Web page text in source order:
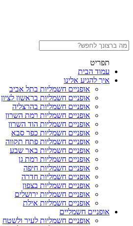
תפריט
עמוד הבית
איך להגיע אלינו
אופניים חשמליות בתל אביב
אופניים חשמליות בראשון לציון
אופניים חשמליות בהרצליה
אופניים חשמליות רמת השרון
אופניים חשמליות הוד השרון
אופניים חשמליות כפר סבא
אופניים חשמליות פתח תקווה
אופניים חשמליות באר שבע
אופניים חשמליות רמת גן
אופניים חשמליות חיפה
אופניים חשמליות חדרה
אופניים חשמליות בצפון
אופניים חשמליות ירושלים
אופניים חשמליות אילת
אופניים חשמליים
אופניים חשמליות לעיר ולשטח